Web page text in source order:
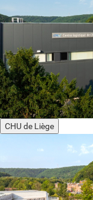
CHU de Liège